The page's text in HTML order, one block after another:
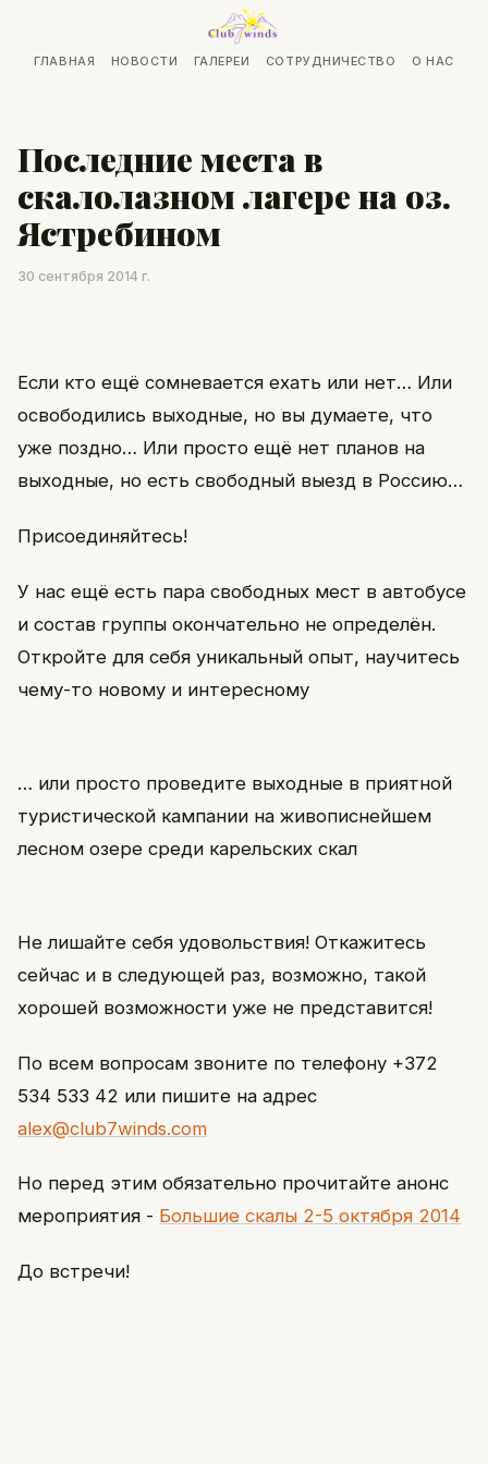
ГЛАВНАЯ НОВОСТИ ГАЛЕРЕИ СОТРУДНИЧЕСТВО О НАС
Последние места в
скалолазном лагере на оз.
Ястребином
30 сентября 2014 г.
Если кто ещё сомневается ехать или нет… Или
освободились выходные, но вы думаете, что
уже поздно… Или просто ещё нет планов на
выходные, но есть свободный выезд в Россию…
Присоединяйтесь!
У нас ещё есть пара свободных мест в автобусе
и состав группы окончательно не определён.
Откройте для себя уникальный опыт, научитесь
чему-то новому и интересному
… или просто проведите выходные в приятной
туристической кампании на живописнейшем
лесном озере среди карельских скал
Не лишайте себя удовольствия! Откажитесь
сейчас и в следующей раз, возможно, такой
хорошей возможности уже не представится!
По всем вопросам звоните по телефону +372
534 533 42 или пишите на адрес
alex@club7winds.com
Но перед этим обязательно прочитайте анонс
мероприятия - Большие скалы 2-5 октября 2014
До встречи!